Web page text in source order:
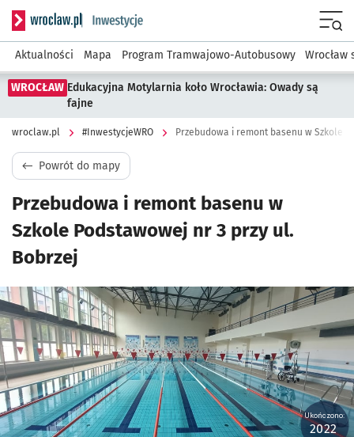
Serwis informacyjny wroclaw.pl podserwis:
Aktualności Mapa Program Tramwajowo-Autobusowy Wrocław
WROCŁAW Edukacyjna Motylarnia koło Wrocławia: Owady są
fajne
wroclaw.pl #InwestycjeWRO Przebudowa i remont basenu w Szkole
Powrót do mapy
Przebudowa i remont basenu w
Szkole Podstawowej nr 3 przy ul.
Bobrzej
Kliknij, aby powiększyć
Ukończono:
2022